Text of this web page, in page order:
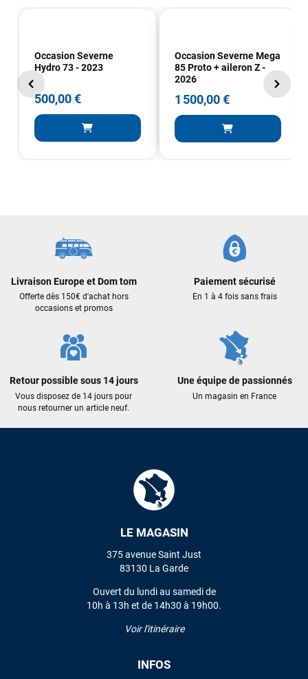
Occasion Severne
Hydro 73 - 2023
500,00 €
Occasion Severne Mega
85 Proto + aileron Z -
2026
1 500,00 €
Livraison Europe et Dom tom
Offerte dès 150€ d'achat hors
occasions et promos
Paiement sécurisé
En 1 à 4 fois sans frais
Retour possible sous 14 jours
Vous disposez de 14 jours pour
nous retourner un article neuf.
Une équipe de passionnés
Un magasin en France
LE MAGASIN
375 avenue Saint Just
83130 La Garde
Ouvert du lundi au samedi de
10h à 13h et de 14h30 à 19h00.
Voir l'itinéraire
INFOS
plus. Niveau réactivité, c’est au top : la commande est partie
le lendemain, et j’ai bien reçu tout le matériel dans un colis
propre et soigné. Plus qu’à tester ça sur l’eau ! Je
recommande vivement ce magasin pour son
professionnalisme et sa réactivité.
Maronui RICHMOND
il y a 3 mois
J'ai acheté une voile d'occasion depuis Tahiti. Super service.
L'envoi a été rapide. La voile est arrivée en super état.
Mauruuru roa.
LAISSER UN AVIS